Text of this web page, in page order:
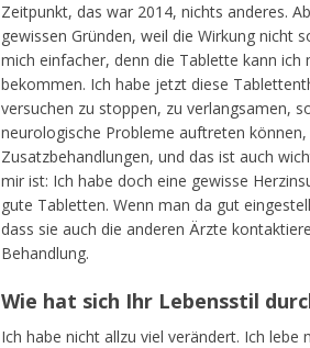
Zeitpunkt, das war 2014, nichts anderes.
gewissen Gründen, weil die Wirkung nicht
mich einfacher, denn die Tablette kann
bekommen. Ich habe jetzt diese
versuchen zu stoppen, zu verlangsamen,
neurologische Probleme auftreten
Zusatzbehandlungen, und das ist auch
mir ist: Ich habe doch eine gewisse
gute Tabletten. Wenn man da gut
dass sie auch die anderen Ärzte
Behandlung.
Wie hat sich Ihr Lebensstil
Ich habe nicht allzu viel verändert. Ich